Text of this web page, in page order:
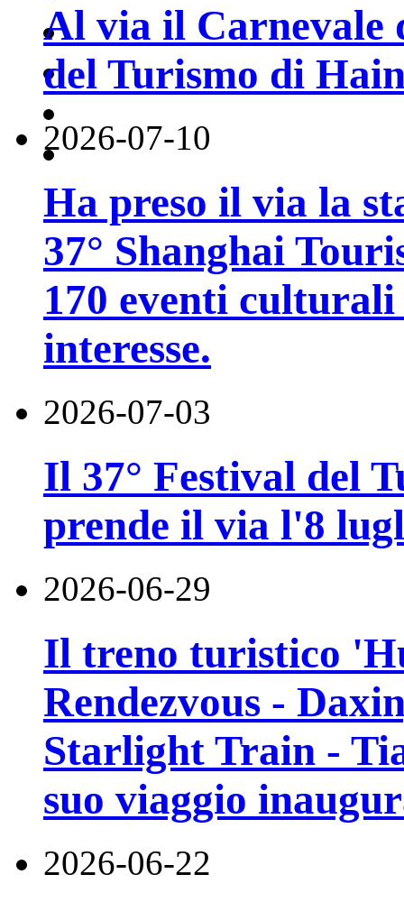
Al via il Carnevale
del Turismo di
2026-07-10
Ha preso il via la
37° Shanghai
170 eventi
interesse.
2026-07-03
Il 37° Festival del
prende il via l'8
2026-06-29
Il treno turistico
Rendezvous -
Starlight Train -
suo viaggio
2026-06-22